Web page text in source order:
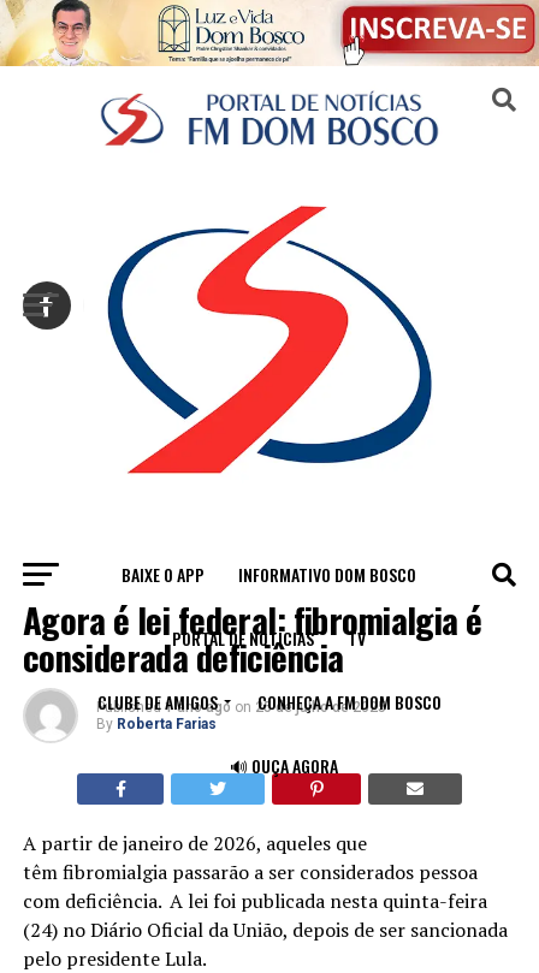
BAIXE O APP INFORMATIVO DOM BOSCO
PORTAL DE NOTÍCIAS TV
CLUBE DE AMIGOS CONHEÇA A FM DOM BOSCO
🔊 OUÇA AGORA
SAÚDE
Agora é lei federal: fibromialgia é
considerada deficiência
Published 1 ano ago on 25 de julho de 2025
By Roberta Farias
A partir de janeiro de 2026, aqueles que
têm fibromialgia passarão a ser considerados pessoa
com deficiência. A lei foi publicada nesta quinta-feira
(24) no Diário Oficial da União, depois de ser sancionada
pelo presidente Lula.
Sair da versão mobile